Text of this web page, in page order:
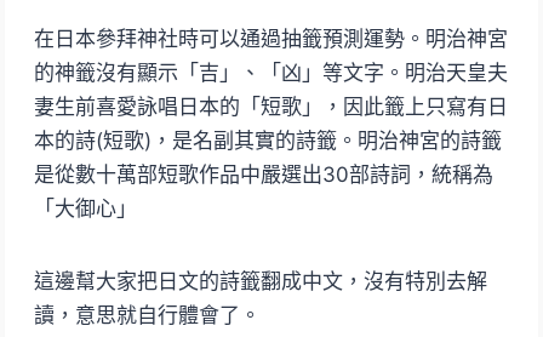
在日本參拜神社時可以通過抽籤預測運勢。明治神宮
的神籤沒有顯示「吉」、「凶」等文字。明治天皇夫
妻生前喜愛詠唱日本的「短歌」，因此籤上只寫有日
本的詩(短歌)，是名副其實的詩籤。明治神宮的詩籤
是從數十萬部短歌作品中嚴選出30部詩詞，統稱為
「大御心」
這邊幫大家把日文的詩籤翻成中文，沒有特別去解
讀，意思就自行體會了。